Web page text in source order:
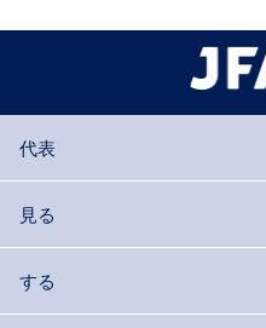
代表
見る
する